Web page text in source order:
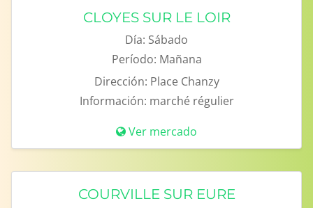
CLOYES SUR LE LOIR
Día: Sábado
Período: Mañana
Dirección: Place Chanzy
Información: marché régulier
Ver mercado
COURVILLE SUR EURE